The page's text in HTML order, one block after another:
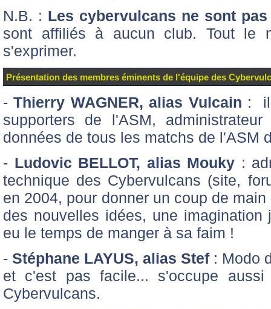
N.B. : Les cybervulcans ne sont
sont affiliés à aucun club. Tout le
s'exprimer.
Présentation des membres éminents de l'équipe des
-Thierry WAGNER, alias Vulcain : il
supporters de l'ASM,
données de tous les matchs de l'ASM
- Ludovic BELLOT, alias Mouky :
technique des Cybervulcans (site,
en 2004, pour donner un coup de
des nouvelles idées, une
eu le temps de manger à sa faim !
- Stéphane LAYUS, alias Stef: Modo
et c'est pas facile... s'occupe
Cybervulcans.